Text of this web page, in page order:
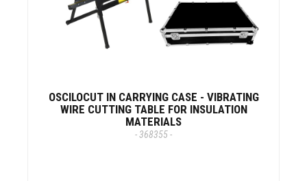
OSCILOCUT IN CARRYING CASE - VIBRATING
WIRE CUTTING TABLE FOR INSULATION
MATERIALS
- 368355 -